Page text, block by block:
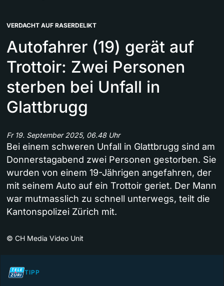
VERDACHT AUF RASERDELIKT
Autofahrer (19) gerät auf
Trottoir: Zwei Personen
sterben bei Unfall in
Glattbrugg
Fr 19. September 2025, 06.48 Uhr
Bei einem schweren Unfall in Glattbrugg sind am
Donnerstagabend zwei Personen gestorben. Sie
wurden von einem 19-Jährigen angefahren, der
mit seinem Auto auf ein Trottoir geriet. Der Mann
war mutmasslich zu schnell unterwegs, teilt die
Kantonspolizei Zürich mit.
© CH Media Video Unit
TIPP